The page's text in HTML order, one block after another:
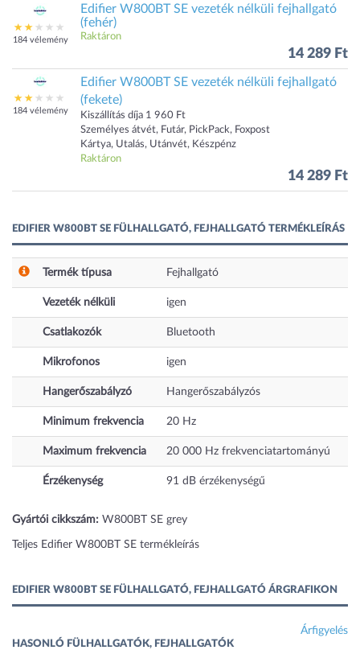
184 vélemény
Edifier W800BT SE vezeték nélküli fejhallgató
(fehér)
Raktáron
14 289 Ft
184 vélemény
Edifier W800BT SE vezeték nélküli fejhallgató
(fekete)
Kiszállítás díja 1 960 Ft
Személyes átvét, Futár, PickPack, Foxpost
Kártya, Utalás, Utánvét, Készpénz
Raktáron
14 289 Ft
EDIFIER W800BT SE FÜLHALLGATÓ, FEJHALLGATÓ TERMÉKLEÍRÁS
Termék típusa Fejhallgató
Vezeték nélküli igen
Csatlakozók Bluetooth
Mikrofonos igen
Hangerőszabályzó Hangerőszabályzós
Minimum frekvencia 20 Hz
Maximum frekvencia 20 000 Hz frekvenciatartományú
Érzékenység 91 dB érzékenységű
Gyártói cikkszám: W800BT SE grey
Teljes Edifier W800BT SE termékleírás
EDIFIER W800BT SE FÜLHALLGATÓ, FEJHALLGATÓ ÁRGRAFIKON
Árfigyelés
HASONLÓ FÜLHALLGATÓK, FEJHALLGATÓK